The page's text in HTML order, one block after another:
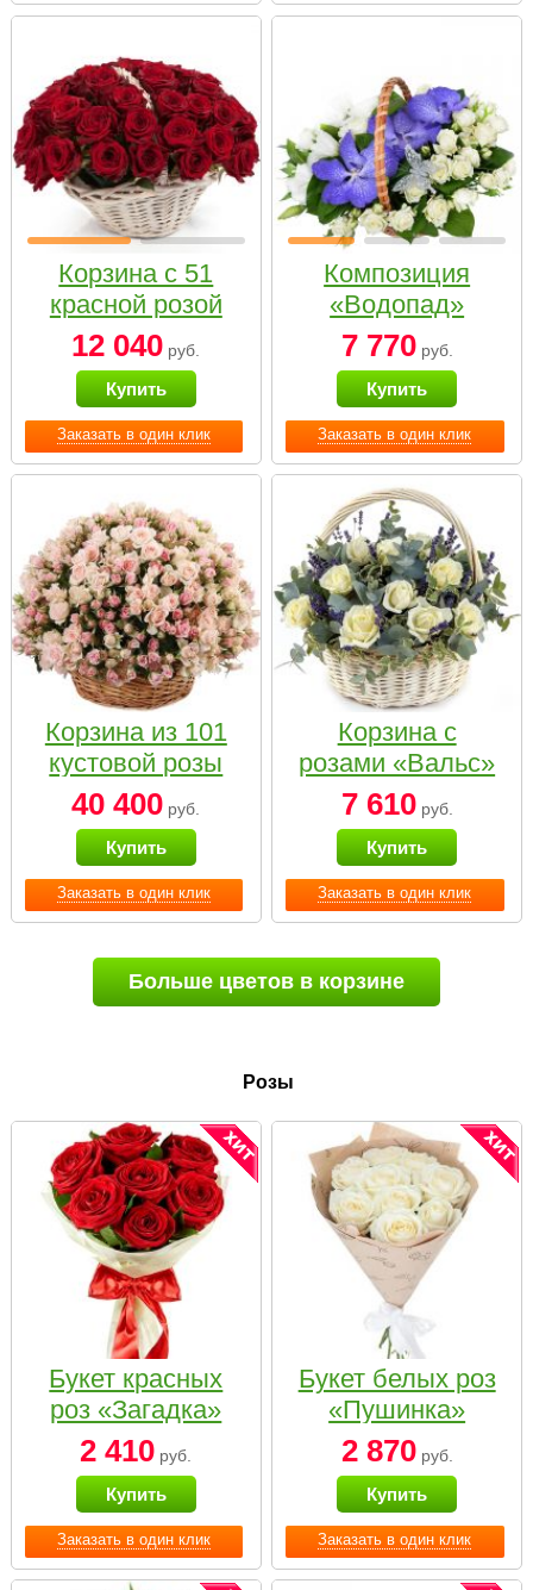
Заказать в один клик
Корзина с 51
красной розой
12 040 руб.
Купить
Заказать в один клик
Композиция
«Водопад»
7 770руб.
Купить
Заказать в один клик
Корзина из 101
кустовой розы
нежных тонов
40 400 руб.
Купить
Заказать в один клик
Корзина с
розами «Вальс»
7 610руб.
Купить
Больше цветов в корзине
Розы
Заказать в один клик
Букет красных
роз «Загадка»
2 410 руб.
Купить
Заказать в один клик
Букет белых роз
«Пушинка»
2 870руб.
Купить